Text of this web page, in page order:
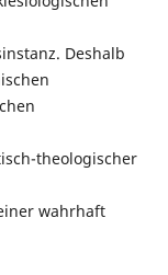
Deshalb
theologischer
wahrhaft